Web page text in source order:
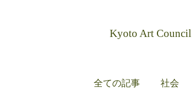
​Kyoto Art Council
全ての記事 社会